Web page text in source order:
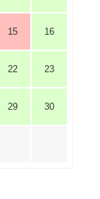
15 16
22 23
29 30